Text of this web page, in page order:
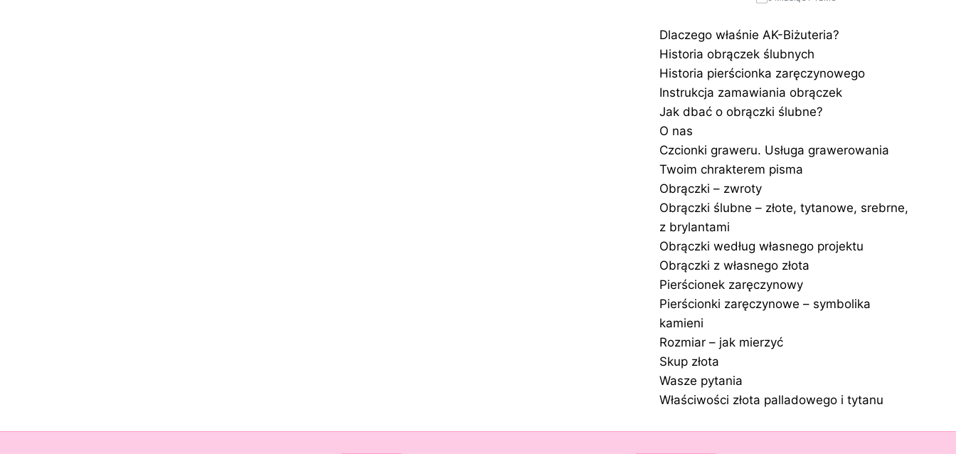
Dlaczego właśnie AK-Biżuteria?
Historia obrączek ślubnych
Historia pierścionka zaręczynowego
Instrukcja zamawiania obrączek
Jak dbać o obrączki ślubne?
O nas
Czcionki graweru. Usługa grawerowania
Twoim chrakterem pisma
Obrączki – zwroty
Obrączki ślubne – złote, tytanowe, srebrne,
z brylantami
Obrączki według własnego projektu
Obrączki z własnego złota
Pierścionek zaręczynowy
Pierścionki zaręczynowe – symbolika
kamieni
Rozmiar – jak mierzyć
Skup złota
Wasze pytania
Właściwości złota palladowego i tytanu